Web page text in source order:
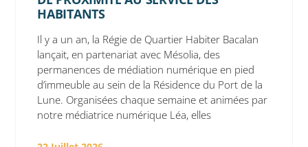
HABITANTS
Il y a un an, la Régie de Quartier Habiter Bacalan
lançait, en partenariat avec Mésolia, des
permanences de médiation numérique en pied
d’immeuble au sein de la Résidence du Port de la
Lune. Organisées chaque semaine et animées par
notre médiatrice numérique Léa, elles